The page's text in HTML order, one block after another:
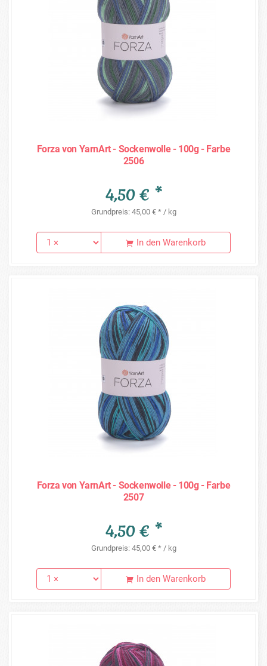
Forza von YarnArt - Sockenwolle - 100g - Farbe
2506
4,50 € *
Grundpreis: 45,00 € * / kg
In den Warenkorb
Forza von YarnArt - Sockenwolle - 100g - Farbe
2507
4,50 € *
Grundpreis: 45,00 € * / kg
In den Warenkorb